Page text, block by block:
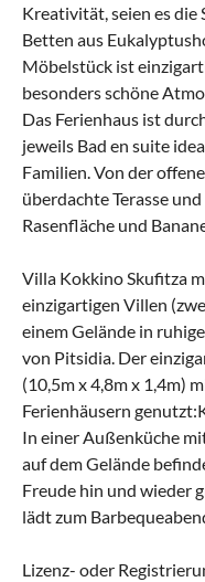
Kreativität, seien es die
Betten aus
Möbelstück ist
besonders schöne
Das Ferienhaus ist
jeweils Bad en suite
Familien. Von der
überdachte Terasse
Rasenfläche und
Villa Kokkino Skufitza
einzigartigen Villen
einem Gelände in
von Pitsidia. Der
(10,5m x 4,8m x 1,4m)
Ferienhäusern
In einer Außenküche
auf dem Gelände
Freude hin und wieder
lädt zum
Lizenz- oder